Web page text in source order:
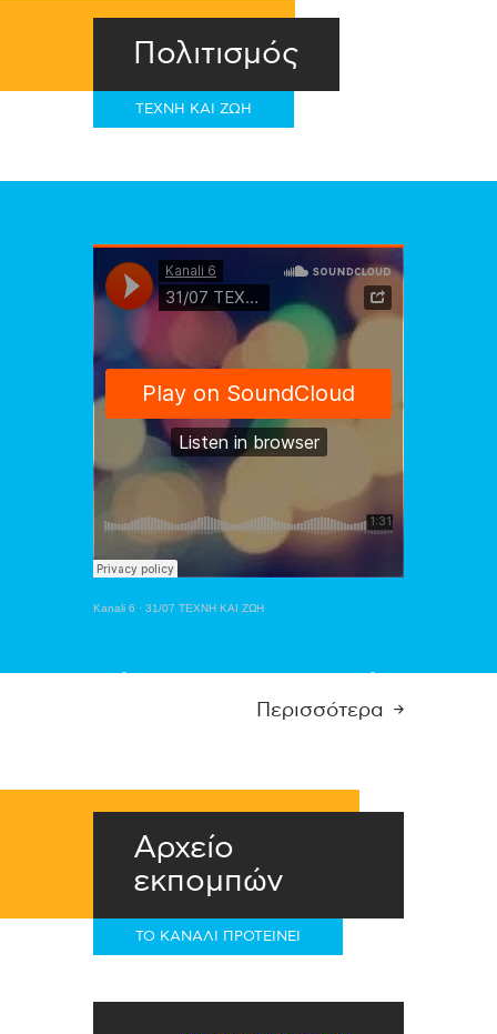
Πολιτισμός
ΤΕΧΝΗ ΚΑΙ ΖΩΗ
Kanali 6 · 31/07 ΤΕΧΝΗ ΚΑΙ ΖΩΗ
Περισσότερα
Αρχείο
εκπομπών
ΤΟ ΚΑΝΑΛΙ ΠΡΟΤΕΙΝΕΙ